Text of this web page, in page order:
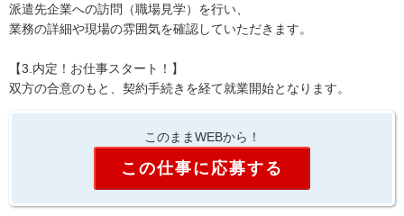
派遣先企業への訪問（職場見学）を行い、
業務の詳細や現場の雰囲気を確認していただきます。
【3.内定！お仕事スタート！】
双方の合意のもと、契約手続きを経て就業開始となります。
このままWEBから！
この仕事に応募する